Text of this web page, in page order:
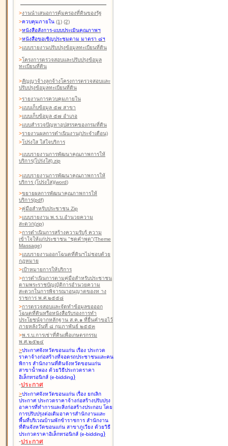
>งานนำเสนอการคุ้มครองที่ดินของรัฐ
>ควบคุมภายใน (1) (2)
>หนังสือสังการ-แบบประเมินคุณภาพฯ
>หนังสือขอเชิญประชุมตาม มาตรา ๘ฯ
>แบบรายงานปรับปรุงข้อมูลทะเบียนที่ดิน
>โครงการตรวจสอบและปรับปรุงข้อมูล
ทะเบียนที่ดิน
>สัญญาจ้างลูกจ้างโครงการตรวจสอบและ
ปรับปรุงข้อมูลทะเบียนที่ดิน
>รายงานการควบคุมภายใน
>แบบเก็บข้อมูล ๕๗ สาขา
>แบบเก็บข้อมูล ๕๗ อำเภอ
>แบบสำรวจปัญหาอุปสรรคของกรมที่ดิน
>รายงานผลการดำเนินงาน(ประจำเดือน)
>โปร่งใส ใส่ใจบริการ
>แบบรายงานการพัฒนาคุณภาพการให้
บริการ(โปร่งใส).zip
>แบบรายงานการพัฒนาคุณภาพการให้
บริการ (โปร่งใส)(word)
>ขยายผลการพัฒนาคุณภาพการให้
บริการ(pdf)
>คู่มือสำหรับประชาชน Zip
>แบบรายงาน พ.ร.บ.อำนวยความ
สะดวก(zip)
>การดำเนินการสร้างความรับรู้ ความ
เข้าใจให้แก่ประชาชน "ชุดคำพูด"(Theme
Massage)
>แบบรายงานออกโฉนดที่ดินฯไม่ชอบด้วย
กฎหมาย
>เป้าหมายการให้บริการ
>การดำเนินการตามคู่มือสำหรับประชาชน
ตามพระราชบัญญัติการอำนวยความ
สะดวกในการพิจารณาอนุญาตของท าง
ราชการ พ.ศ.๒๕๕๘
>การตรวจสอบและจัดทำข้อมูลขอออก
โฉนดที่ดินหรือหนังสือรับรองการทำ
ประโยชน์จากหลักฐาน ส.ค.๑ ที่ยื่นคำขอไว้
ภายหลังวันที่ ๘ กุมภาพันธ์ ๒๕๕๓
>พ.ร.บ.การเช่าที่ดินเพื่อเกษตรกรรม
พ.ศ.๒๕๒๔
>ประกาศจังหวัดขอนแก่น เรื่อง ประกวด
ราคาจ้างก่อสร้างที่จอดรถประชาชนและคน
พิการ สำนักงานที่ดินจังหวัดขอนแก่น
สาขาน้ำพอง ด้วยวิธีประกวดราคา
อิเล็กทรอนิกส์ (e-bidding)
-ประกาศ
>ประกาศจังหวัดขอนแก่น เรื่อง ยกเลิก
ประกาศ ประกวดราคาจ้างก่อสร้างปรับปรุง
อาคารที่ทำการและสิ่งก่อสร้างประกอบ โดย
การปรับปรุงต่อเติมอาคารสำนักงานและ
พื้นที่บริเวณบ้านพักข้าราชการ สำนักงาน
ที่ดินจังหวัดขอนแก่น สาขาภูเวียง ด้วยวิธี
ประกวดราคาอิเล็กทรอนิกส์ (e-bidding)
-ประกาศ